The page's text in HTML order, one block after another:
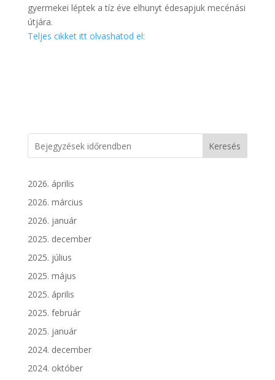
gyermekei léptek a tíz éve elhunyt édesapjuk mecénási
útjára.
Teljes cikket itt olvashatod el:
Keresés
2026. április
2026. március
2026. január
2025. december
2025. július
2025. május
2025. április
2025. február
2025. január
2024. december
2024. október